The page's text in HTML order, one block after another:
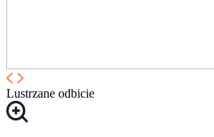
Lustrzane odbicie